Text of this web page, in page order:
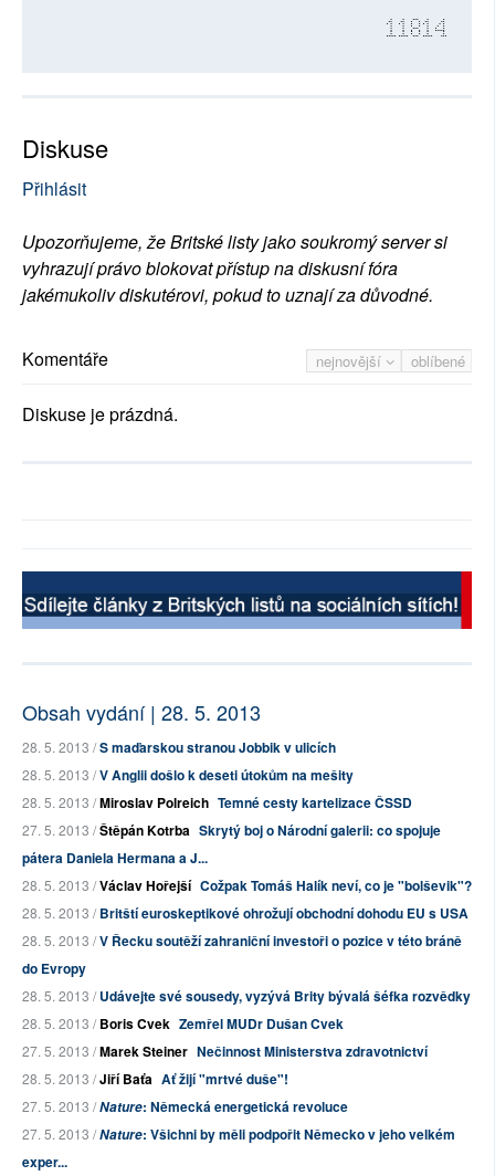
11814
Diskuse
Přihlásit
Upozorňujeme, že Britské listy jako soukromý server si
vyhrazují právo blokovat přístup na diskusní fóra
jakémukoliv diskutérovi, pokud to uznají za důvodné.
nejnovější oblíbené
Komentáře
Diskuse je prázdná.
Obsah vydání | 28. 5. 2013
28. 5. 2013 /S maďarskou stranou Jobbik v ulicích
28. 5. 2013 /V Anglii došlo k deseti útokům na mešity
28. 5. 2013 /Miroslav Polreich Temné cesty kartelizace ČSSD
27. 5. 2013 /Štěpán Kotrba Skrytý boj o Národní galerii: co spojuje
pátera Daniela Hermana a J...
28. 5. 2013 /Václav Hořejší Cožpak Tomáš Halík neví, co je "bolševik"?
28. 5. 2013 /Britští euroskeptikové ohrožují obchodní dohodu EU s USA
28. 5. 2013 /V Řecku soutěží zahraniční investoři o pozice v této bráně
do Evropy
28. 5. 2013 /Udávejte své sousedy, vyzývá Brity bývalá šéfka rozvědky
28. 5. 2013 /Boris Cvek Zemřel MUDr Dušan Cvek
27. 5. 2013 /Marek Steiner Nečinnost Ministerstva zdravotnictví
28. 5. 2013 /Jiří Baťa Ať žijí "mrtvé duše"!
27. 5. 2013 /Nature: Německá energetická revoluce
27. 5. 2013 /Nature: Všichni by měli podpořit Německo v jeho velkém
exper...